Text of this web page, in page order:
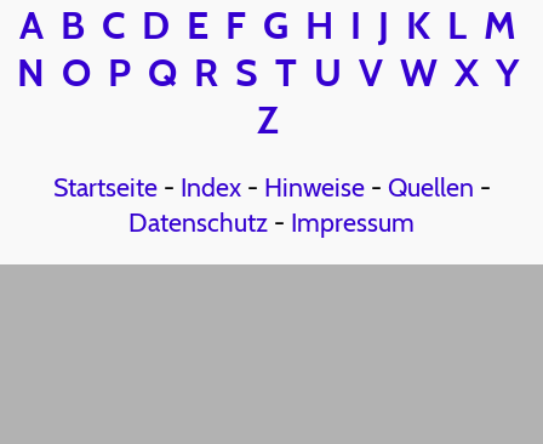
A B C D E F G H I J K L M
N O P Q R S T U V W X Y
Z
Startseite- Index- Hinweise- Quellen -
Datenschutz - Impressum